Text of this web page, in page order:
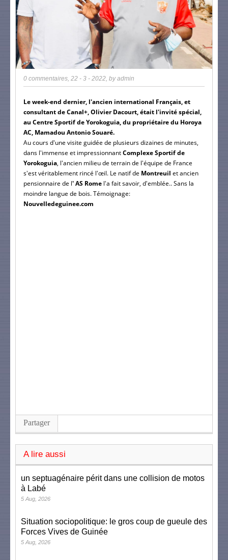
0 commentaires, 22 - 3 - 2022, byadmin
Le week-end dernier, l'ancien international Français, et
consultant de Canal+, Olivier Dacourt, était l'invité spécial,
au Centre Sportif de Yorokoguia, du propriétaire du Horoya
AC, Mamadou Antonio Souaré.
Au cours d'une visite guidée de plusieurs dizaines de minutes,
dans l'immense et impressionnantComplexe Sportifde
Yorokoguia, l'ancien milieu de terrain de l'équipe de France
s'est véritablement rincé l'œil. Le natif de Montreuil et ancien
pensionnaire de l' AS Rome l'a fait savoir, d'emblée.. Sans la
moindre langue de bois. Témoignage:
Nouvelledeguinee.com
Partager
A lire aussi
un septuagénaire périt dans une collision de motos
à Labé
5 Aug, 2026
Situation sociopolitique: le gros coup de gueule des
Forces Vives de Guinée
5 Aug, 2026